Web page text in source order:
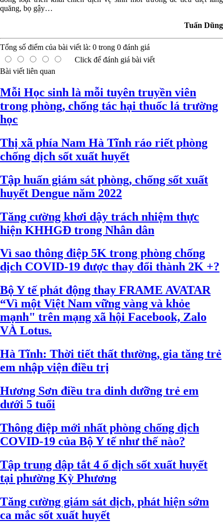
quăng, bọ gậy…
Tuấn Dũng
Tổng số điểm của bài viết là: 0 trong 0 đánh giá
Click để đánh giá bài viết
Bài viết liên quan
Mỗi Học sinh là mỗi tuyên truyền viên
trong phòng, chống tác hại thuốc lá trường
học
Thị xã phía Nam Hà Tĩnh ráo riết phòng
chống dịch sốt xuất huyết
Tập huấn giám sát phòng, chống sốt xuất
huyết Dengue năm 2022
Tăng cường khơi dậy trách nhiệm thực
hiện KHHGĐ trong Nhân dân
Vì sao thông điệp 5K trong phòng chống
dịch COVID-19 được thay đổi thành 2K +?
Bộ Y tế phát động thay FRAME AVATAR
“Vì một Việt Nam vững vàng và khỏe
mạnh" trên mạng xã hội Facebook, Zalo
VÀ Lotus.
Hà Tĩnh: Thời tiết thất thường, gia tăng trẻ
em nhập viện điều trị
Hương Sơn điều tra dinh dưỡng trẻ em
dưới 5 tuổi
Thông điệp mới nhất phòng chống dịch
COVID-19 của Bộ Y tế như thế nào?
Tập trung dập tắt 4 ổ dịch sốt xuất huyết
tại phường Kỳ Phương
Tăng cường giám sát dịch, phát hiện sớm
ca mắc sốt xuất huyết